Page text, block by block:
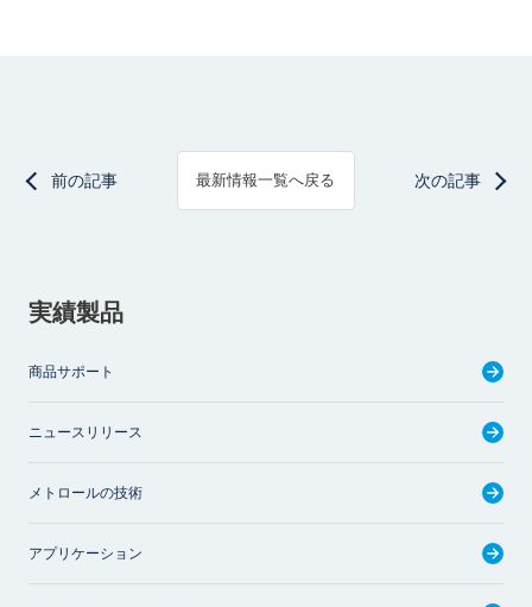
前の記事 最新情報一覧へ戻る 次の記事
実績製品
商品サポート
ニュースリリース
メトロールの技術
アプリケーション